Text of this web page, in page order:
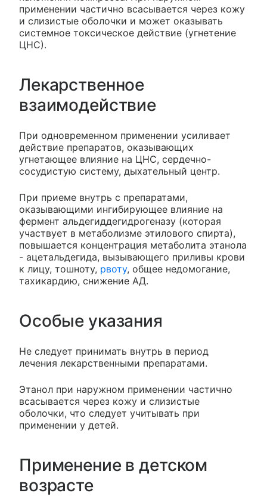
применении частично всасывается через кожу
и слизистые оболочки и может оказывать
системное токсическое действие (угнетение
ЦНС).
Лекарственное
взаимодействие
При одновременном применении усиливает
действие препаратов, оказывающих
угнетающее влияние на ЦНС, сердечно-
сосудистую систему, дыхательный центр.
При приеме внутрь с препаратами,
оказывающими ингибирующее влияние на
фермент альдегиддегидрогеназу (которая
участвует в метаболизме этилового спирта),
повышается концентрация метаболита этанола
- ацетальдегида, вызывающего приливы крови
к лицу, тошноту, рвоту, общее недомогание,
тахикардию, снижение АД.
Особые указания
Не следует принимать внутрь в период
лечения лекарственными препаратами.
Этанол при наружном применении частично
всасывается через кожу и слизистые
оболочки, что следует учитывать при
применении у детей.
Применение в детском
возрасте